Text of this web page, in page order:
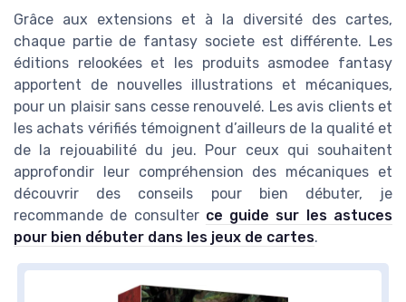
Grâce aux extensions et à la diversité des cartes,
chaque partie de fantasy societe est différente. Les
éditions relookées et les produits asmodee fantasy
apportent de nouvelles illustrations et mécaniques,
pour un plaisir sans cesse renouvelé. Les avis clients et
les achats vérifiés témoignent d’ailleurs de la qualité et
de la rejouabilité du jeu. Pour ceux qui souhaitent
approfondir leur compréhension des mécaniques et
découvrir des conseils pour bien débuter, je
recommande de consulter ce guide sur les astuces
pour bien débuter dans les jeux de cartes.